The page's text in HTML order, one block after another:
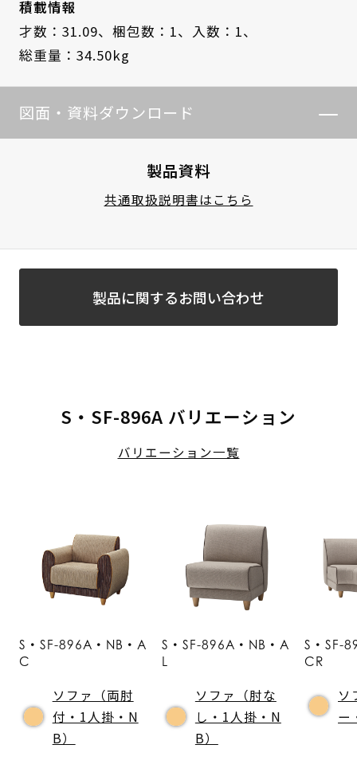
積載情報
才数：31.09、 梱包数：1、
入数：1、
総重量：34.50kg
図面・資料ダウンロード
製品資料
共通取扱説明書はこちら
製品に関するお問い合わせ
S・SF-896A バリエーション
バリエーション一覧
S・SF-896A・NB・A
C
ソファ（両肘
付・1人掛・N
B）
S・SF-896A・NB・A
L
ソファ（肘な
し・1人掛・N
B）
S・SF-
CR
ソ
ー